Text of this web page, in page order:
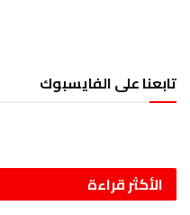
تابعنا على الفايسبوك
الأكثر قراءة